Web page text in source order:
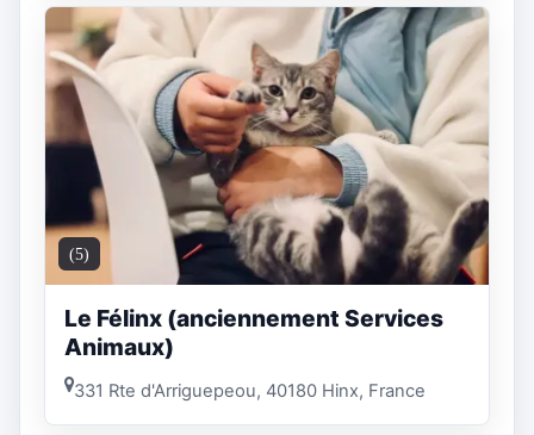
(5)
Le Félinx (anciennement Services
Animaux)
331 Rte d'Arriguepeou, 40180 Hinx, France